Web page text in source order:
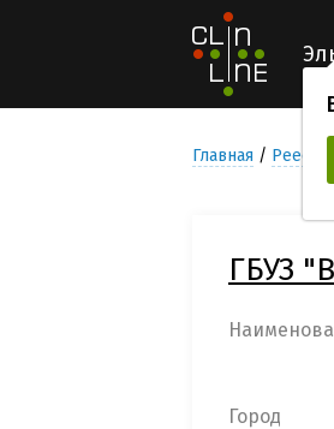
Главная
ГБУЗ
Город